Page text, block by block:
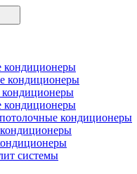
кондиционеры
кондиционеры
кондиционеры
кондиционеры
кондиционеры
системы